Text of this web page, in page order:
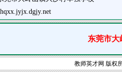
东莞市大
教师英才网 版权